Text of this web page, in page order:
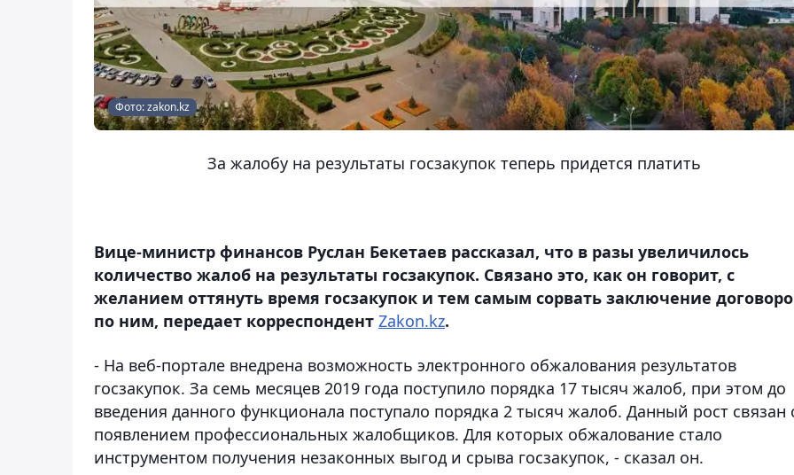
Фото: zakon.kz
За жалобу на результаты госзакупок теперь придется платить
Вице-министр финансов Руслан Бекетаев рассказал, что в разы увеличилось
количество жалоб на результаты госзакупок. Связано это, как он говорит, с
желанием оттянуть время госзакупок и тем самым сорвать заключение
по ним, передает корреспондент Zakon.kz.
- На веб-портале внедрена возможность электронного обжалования результатов
госзакупок. За семь месяцев 2019 года поступило порядка 17 тысяч жалоб, при этом до
введения данного функционала поступало порядка 2 тысяч жалоб. Данный рост связан
появлением профессиональных жалобщиков. Для которых обжалование стало
инструментом получения незаконных выгод и срыва госзакупок, - сказал он.